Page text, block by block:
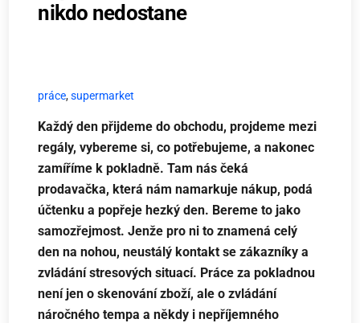
nikdo nedostane
práce,supermarket
Každý den přijdeme do obchodu, projdeme mezi
regály, vybereme si, co potřebujeme, a nakonec
zamíříme k pokladně. Tam nás čeká
prodavačka, která nám namarkuje nákup, podá
účtenku a popřeje hezký den. Bereme to jako
samozřejmost. Jenže pro ni to znamená celý
den na nohou, neustálý kontakt se zákazníky a
zvládání stresových situací. Práce za pokladnou
není jen o skenování zboží, ale o zvládání
náročného tempa a někdy i nepříjemného